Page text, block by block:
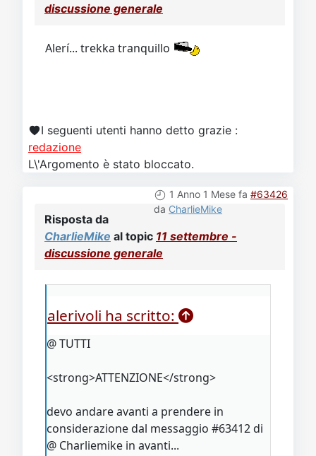
discussione generale
Alerí... trekka tranquillo
I seguenti utenti hanno detto grazie :
redazione
L\'Argomento è stato bloccato.
1 Anno 1 Mese fa #63426
da CharlieMike
Risposta da
CharlieMike al topic 11 settembre -
discussione generale
alerivoli ha scritto:
@ TUTTI
<strong>ATTENZIONE</strong>
devo andare avanti a prendere in
considerazione dal messaggio #63412 di
@ Charliemike in avanti...